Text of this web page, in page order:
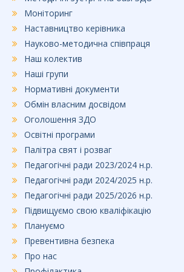
Моніторинг
Наставництво керівника
Науково-методична співпраця
Наш колектив
Наші групи
Нормативні документи
Обмін власним досвідом
Оголошення ЗДО
Освітні програми
Палітра свят і розваг
Педагогічні ради 2023/2024 н.р.
Педагогічні ради 2024/2025 н.р.
Педагогічні ради 2025/2026 н.р.
Підвищуємо свою кваліфікацію
Плануємо
Превентивна безпека
Про нас